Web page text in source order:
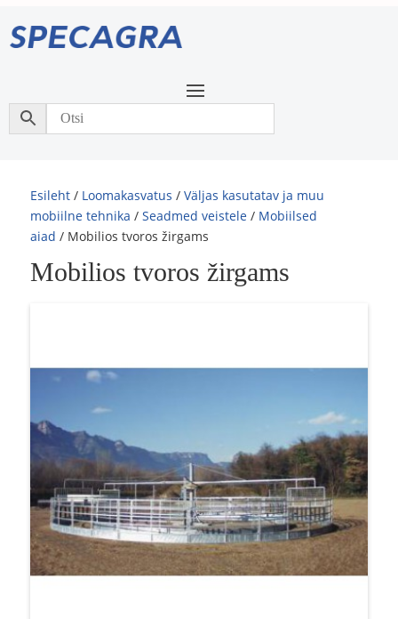
Esileht / Loomakasvatus /Väljas kasutatav ja muu
mobiilne tehnika /Seadmed veistele / Mobiilsed
aiad / Mobilios tvoros žirgams
Mobilios tvoros žirgams